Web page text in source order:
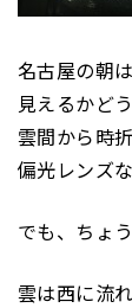
名古屋の朝
見えるかど
雲間から時
偏光レンズ
でも、ちょ
雲は西に流